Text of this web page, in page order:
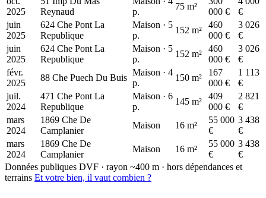
2025
Reynaud
p.
75 m²
000 €
€
juin
2025
624 Che Pont La
Republique
Maison · 5
p.
152 m²
460
000 €
3 026
€
juin
2025
624 Che Pont La
Republique
Maison · 5
p.
152 m²
460
000 €
3 026
€
févr.
2025
88 Che Puech Du Buis
Maison · 4
p.
150 m²
167
000 €
1 113
€
juil.
2024
471 Che Pont La
Republique
Maison · 6
p.
145 m²
409
000 €
2 821
€
mars
2024
1869 Che De
Camplanier
Maison 16 m²
55 000
€
3 438
€
mars
2024
1869 Che De
Camplanier
Maison 16 m²
55 000
€
3 438
€
Données publiques DVF · rayon ~400 m · hors dépendances et
terrains Et votre bien, il vaut combien ?